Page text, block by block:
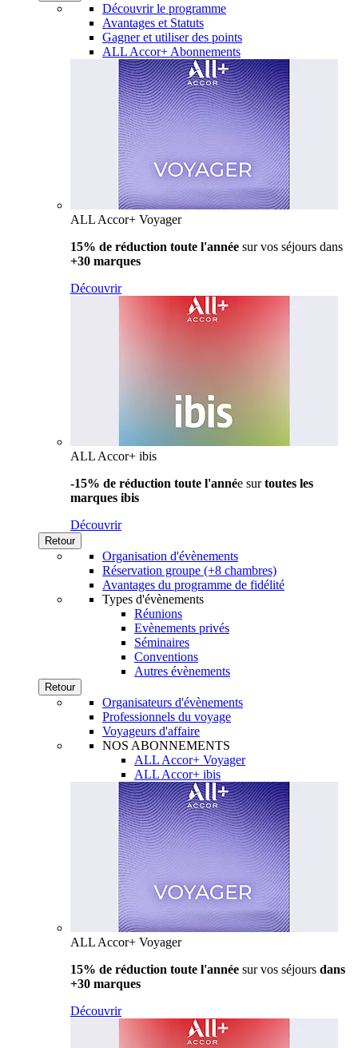
Découvrir le programme
Avantages et Statuts
Gagner et utiliser des points
ALL Accor+ Abonnements
ALL Accor+ Voyager
15% de réduction toute l'année sur vos séjours dans
+30 marques
Découvrir
ALL Accor+ ibis
-15% de réduction toute l'année surtoutes les
marques ibis
Découvrir
Retour
Organisation d'évènements
Réservation groupe (+8 chambres)
Avantages du programme de fidélité
Types d'évènements
Réunions
Evènements privés
Séminaires
Conventions
Autres évènements
Retour
Organisateurs d'évènements
Professionnels du voyage
Voyageurs d'affaire
NOS ABONNEMENTS
ALL Accor+ Voyager
ALL Accor+ ibis
ALL Accor+ Voyager
15% de réduction toute l'année sur vos séjours dans
+30 marques
Découvrir